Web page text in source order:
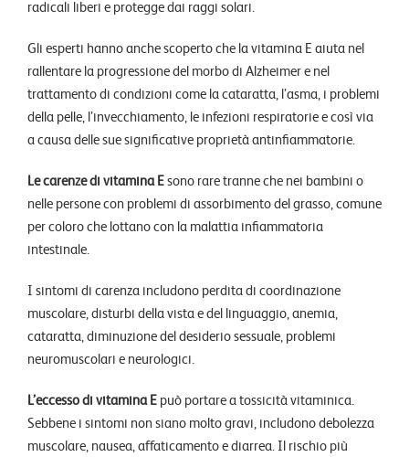
radicali liberi e protegge dai raggi solari.
Gli esperti hanno anche scoperto che la vitamina E aiuta nel
rallentare la progressione del morbo di Alzheimer e nel
trattamento di condizioni come la cataratta, l’asma, i problemi
della pelle, l’invecchiamento, le infezioni respiratorie e così via
a causa delle sue significative proprietà antinfiammatorie.
Le carenze di vitamina Esono rare tranne che nei bambini o
nelle persone con problemi di assorbimento del grasso, comune
per coloro che lottano con la malattia infiammatoria
intestinale.
I sintomi di carenza includono perdita di coordinazione
muscolare, disturbi della vista e del linguaggio, anemia,
cataratta, diminuzione del desiderio sessuale, problemi
neuromuscolari e neurologici.
L’eccesso di vitamina E può portare a tossicità vitaminica.
Sebbene i sintomi non siano molto gravi, includono debolezza
muscolare, nausea, affaticamento e diarrea. Il rischio più